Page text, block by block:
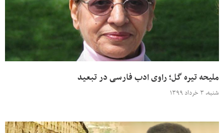
ملیحه تیره گل؛ راوی ادب فارسی در تبعید
شنبه، ۳ خرداد ۱۳۹۹